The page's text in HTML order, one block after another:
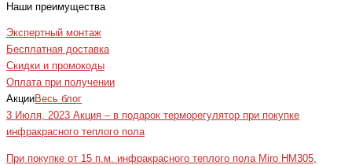
Наши преимущества
Экспертный монтаж
Бесплатная доставка
Скидки и промокоды
Оплата при получении
АкцииВесь блог
3 Июля, 2023 Акция – в подарок терморегулятор при покупке
инфракрасного теплого пола
При покупке от 15 п.м. инфракрасного теплого пола Miro HM305,